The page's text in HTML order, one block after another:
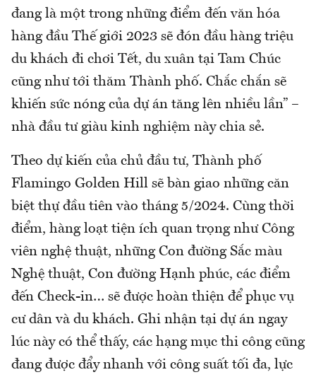
đang là một trong những điểm đến văn hóa
hàng đầu Thế giới 2023 sẽ đón đầu hàng triệu
du khách đi chơi Tết, du xuân tại Tam Chúc
cũng như tới thăm Thành phố. Chắc chắn sẽ
khiến sức nóng của dự án tăng lên nhiều lần” –
nhà đầu tư giàu kinh nghiệm này chia sẻ.
Theo dự kiến của chủ đầu tư, Thành phố
Flamingo Golden Hill sẽ bàn giao những căn
biệt thự đầu tiên vào tháng 5/2024. Cùng thời
điểm, hàng loạt tiện ích quan trọng như Công
viên nghệ thuật, những Con đường Sắc màu
Nghệ thuật, Con đường Hạnh phúc, các điểm
đến Check-in… sẽ được hoàn thiện để phục vụ
cư dân và du khách. Ghi nhận tại dự án ngay
lúc này có thể thấy, các hạng mục thi công cũng
đang được đẩy nhanh với công suất tối đa, lực